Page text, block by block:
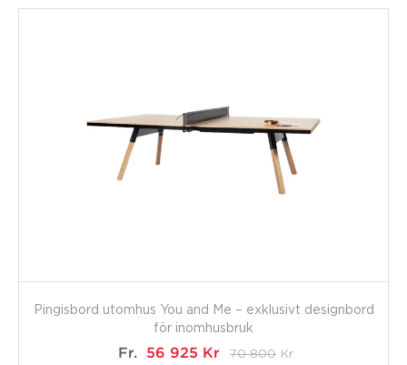
Pingisbord utomhus You and Me – exklusivt designbord
för inomhusbruk
Fr.
56 925 Kr 70 800 Kr